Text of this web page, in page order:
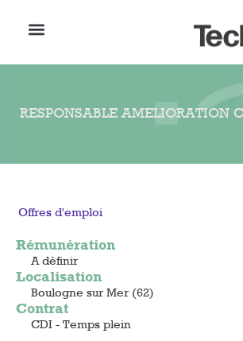
RESPONSABLE AMELIORATION
Offres d'emploi
Rémunération
A définir
Localisation
Boulogne sur Mer (62)
Contrat
CDI - Temps plein